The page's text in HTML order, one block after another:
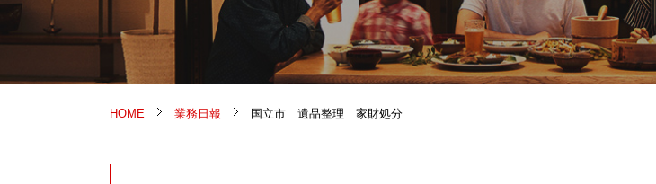
HOME 業務日報 国立市 遺品整理 家財処分